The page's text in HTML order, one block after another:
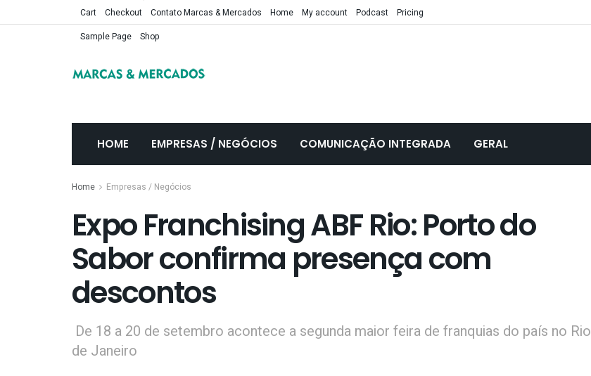
Cart Checkout Contato Marcas & Mercados Home My account Podcast
Pricing
Sample Page
Shop
HOME EMPRESAS / NEGÓCIOS COMUNICAÇÃO INTEGRADA GERAL
Home Empresas / Negócios
Expo Franchising ABF Rio: Porto do
Sabor confirma presença com
descontos
De 18 a 20 de setembro acontece a segunda maior feira de franquias do país no Rio
de Janeiro